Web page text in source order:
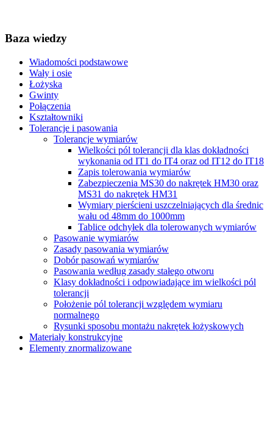
Baza wiedzy
Wiadomości podstawowe
Wały i osie
Łożyska
Gwinty
Połączenia
Kształtowniki
Tolerancje i pasowania
Tolerancje wymiarów
Wielkości pól tolerancji dla klas dokładności
wykonania od IT1 do IT4 oraz od IT12 do IT18
Zapis tolerowania wymiarów
Zabezpieczenia MS30 do nakrętek HM30 oraz
MS31 do nakrętek HM31
Wymiary pierścieni uszczelniających dla średnic
wału od 48mm do 1000mm
Tablice odchyłek dla tolerowanych wymiarów
Pasowanie wymiarów
Zasady pasowania wymiarów
Dobór pasowań wymiarów
Pasowania według zasady stałego otworu
Klasy dokładności i odpowiadające im wielkości pól
tolerancji
Położenie pól tolerancji względem wymiaru
normalnego
Rysunki sposobu montażu nakrętek łożyskowych
Materiały konstrukcyjne
Elementy znormalizowane